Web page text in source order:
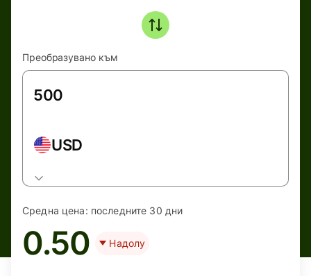
Преобразувано към
USD
Средна цена: последните 30 дни
0.50 Надолу